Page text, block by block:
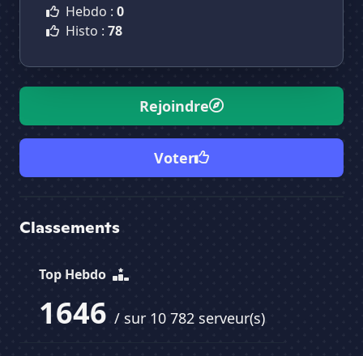
Hebdo : 0
Histo : 78
Rejoindre
Voter
Classements
Top Hebdo
1646 / sur 10 782 serveur(s)